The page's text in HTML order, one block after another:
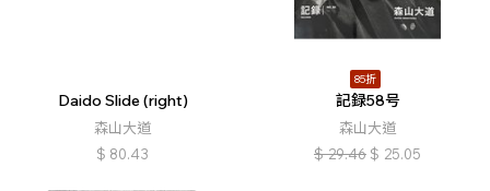
Daido Slide (right)
森山大道
$ 80.43
85折
記録58号
森山大道
$ 29.46 $ 25.05